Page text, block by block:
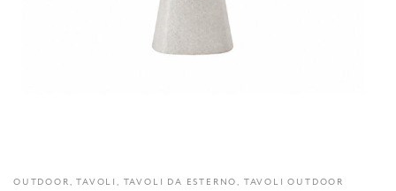
OUTDOOR, TAVOLI, TAVOLI DA ESTERNO, TAVOLI OUTDOOR